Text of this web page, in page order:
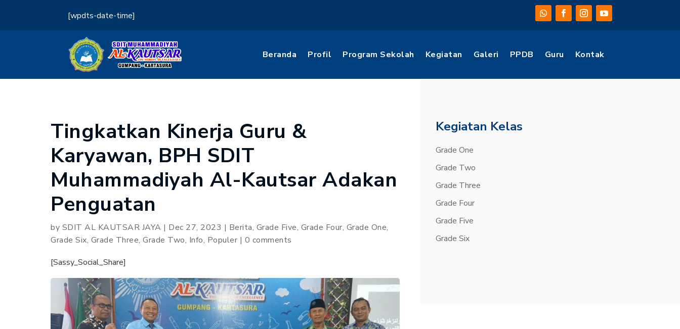
[wpdts-date-time]
Beranda Profil Program Sekolah Kegiatan Galeri PPDB Guru Kontak
Tingkatkan Kinerja Guru &
Karyawan, BPH SDIT
Muhammadiyah Al-Kautsar Adakan
Penguatan
by SDIT AL KAUTSAR JAYA | Dec 27, 2023 | Berita, Grade Five, Grade Four, Grade One,
Grade Six, Grade Three, Grade Two, Info, Populer | 0 comments
[Sassy_Social_Share]
Kegiatan Kelas
Grade One
Grade Two
Grade Three
Grade Four
Grade Five
Grade Six